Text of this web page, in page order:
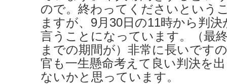
ので。終わってくださいという
ますが、9月30日の11時から判
言うことになっています。（最
までの期間が）非常に長いです
官も一生懸命考えて良い判決を
ないかと思っています。